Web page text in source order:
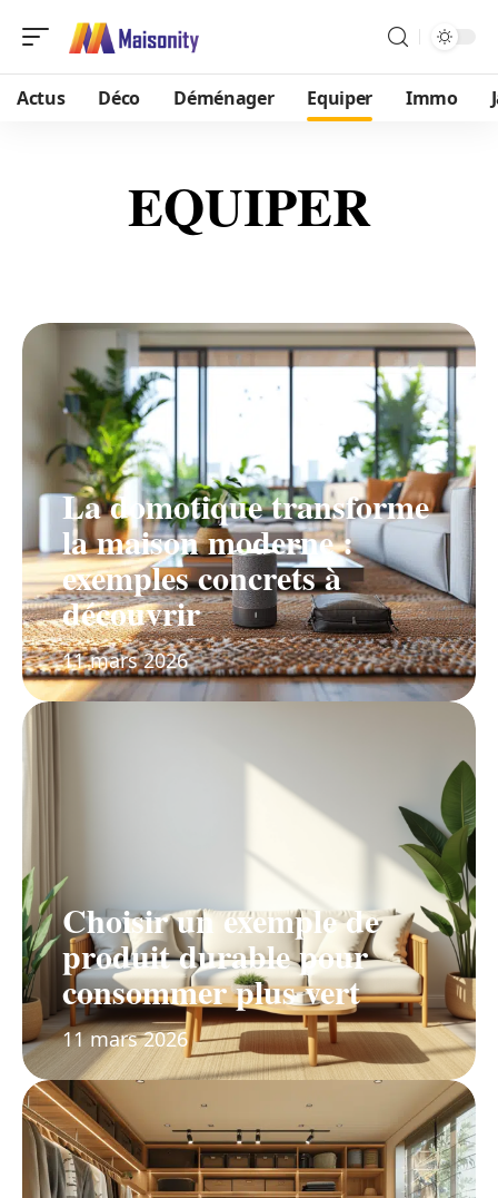
Actus Déco Déménager Equiper Immo
EQUIPER
La domotique transforme
la maison moderne :
exemples concrets à
découvrir
11 mars 2026
Choisir un exemple de
produit durable pour
consommer plus vert
11 mars 2026